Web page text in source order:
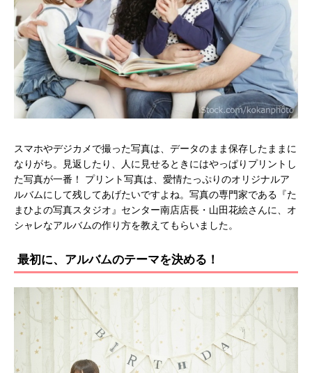
スマホやデジカメで撮った写真は、データのまま保存したままに
なりがち。見返したり、人に見せるときにはやっぱりプリントし
た写真が一番！ プリント写真は、愛情たっぷりのオリジナルア
ルバムにして残してあげたいですよね。写真の専門家である『た
まひよの写真スタジオ』センター南店店長・山田花絵さんに、オ
シャレなアルバムの作り方を教えてもらいました。
最初に、アルバムのテーマを決める！